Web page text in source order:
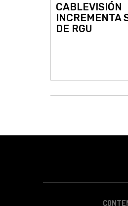
CABLEVISIÓN
INCREMENTA
DE RGU